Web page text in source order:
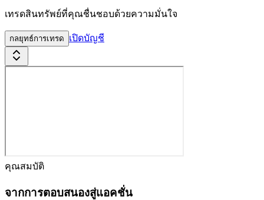
เทรดสินทรัพย์ที่คุณชื่นชอบด้วยความมั่นใจ
กลยุทธ์การเทรด เปิดบัญชี
คุณสมบัติ
จากการตอบสนองสู่แอคชั่น